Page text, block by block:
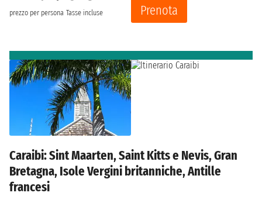
prezzo per persona Tasse incluse Prenota
Caraibi: Sint Maarten, Saint Kitts e Nevis, Gran
Bretagna, Isole Vergini britanniche, Antille
francesi